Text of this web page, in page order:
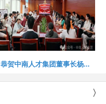
恭贺中南人才集团董事长杨...
〉